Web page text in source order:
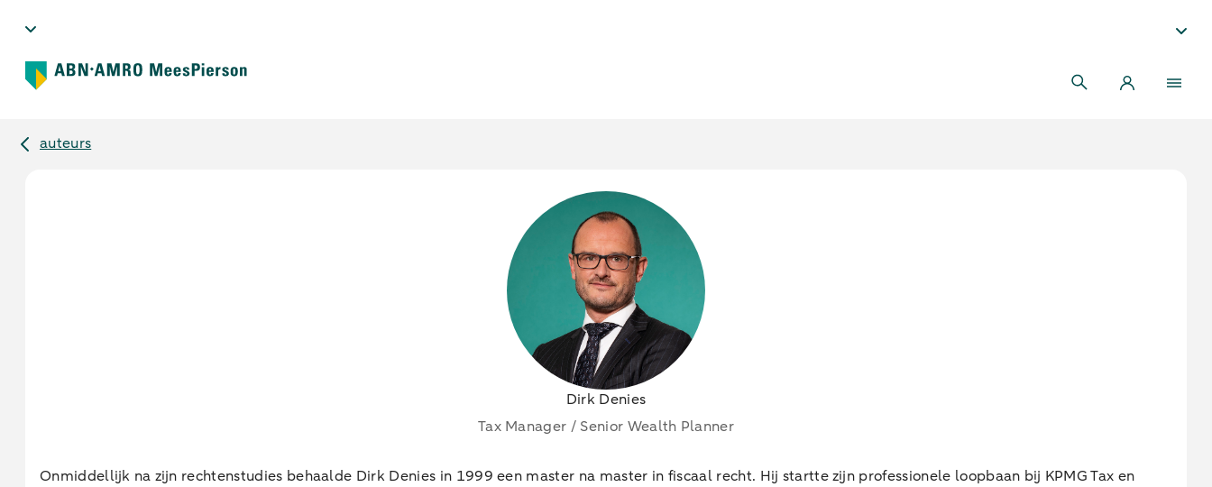
auteurs
Dirk Denies
Tax Manager / Senior Wealth Planner
Onmiddellijk na zijn rechtenstudies behaalde Dirk Denies in 1999 een master na master in fiscaal recht. Hij startte zijn professionele loopbaan bij KPMG Tax en